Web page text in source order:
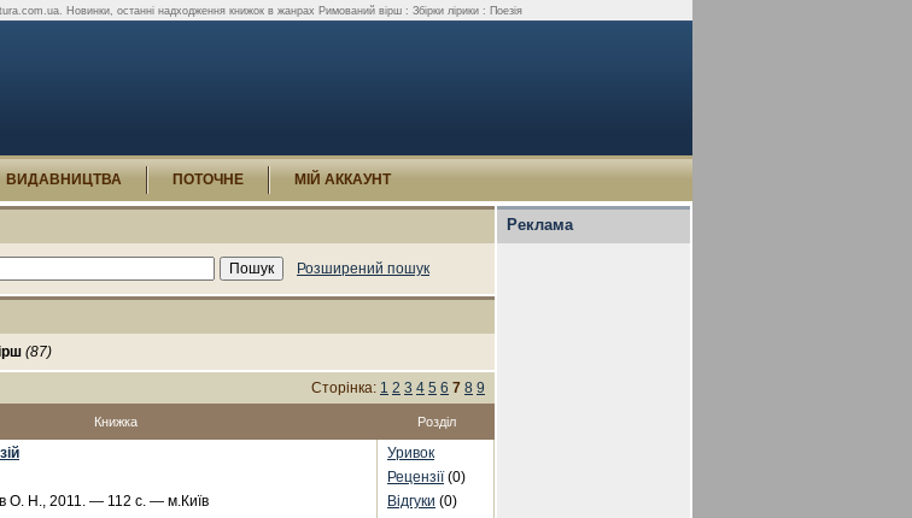
Новинки, останні надходження книжок в жанрах Римований вірш : Збірки лірики : Поезія
ВИДАВНИЦТВА ПОТОЧНЕ МІЙ АККАУНТ
Розширений пошук
(87)
Сторінка: 1 2 3 4 5 6 7 8 9
Книжка Розділ
О. Н., 2011. — 112 с. — м.Київ
Уривок
Рецензії(0)
Відгуки (0)
Реклама